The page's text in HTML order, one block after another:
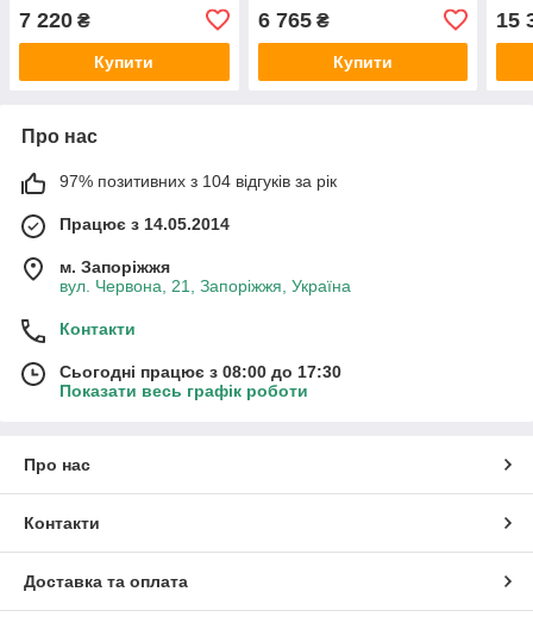
7 220 ₴
Купити
6 765₴
Купити
15
Про нас
97% позитивних з 104 відгуків за рік
Працює з 14.05.2014
м. Запоріжжя
вул. Червона, 21, Запоріжжя, Україна
Контакти
Сьогодні працює з 08:00 до 17:30
Показати весь графік роботи
Про нас
Контакти
Доставка та оплата